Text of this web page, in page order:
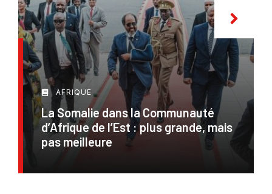
AFRIQUE
La Somalie dans la Communauté
d’Afrique de l’Est : plus grande, mais
pas meilleure